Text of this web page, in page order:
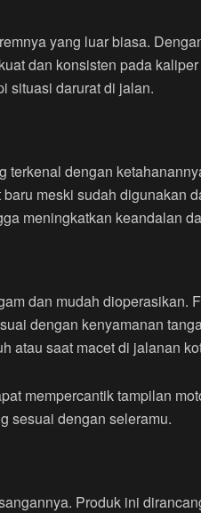
yang luar biasa.
dan konsisten pada
situasi darurat di jalan.
dengan
meski sudah digunakan
meningkatkan keandalan
dan mudah dioperasikan.
dengan kenyamanan
atau saat macet di jalanan
mempercantik tampilan
sesuai dengan seleramu.
Produk ini